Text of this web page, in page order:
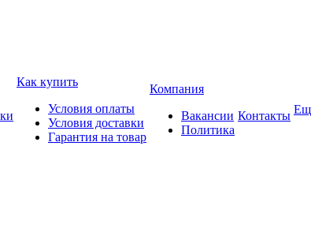
Как купить
Условия оплаты
Условия доставки
Гарантия на товар
Компания
Вакансии
Политика
Контакты